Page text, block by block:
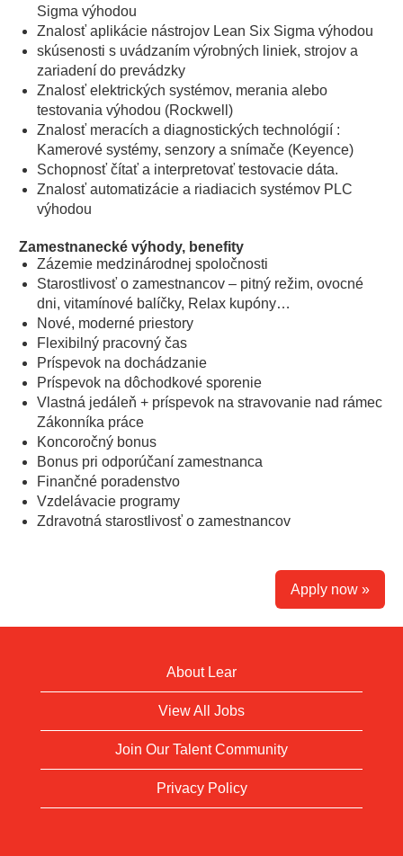
Sigma výhodou
Znalosť aplikácie nástrojov Lean Six Sigma výhodou
skúsenosti s uvádzaním výrobných liniek, strojov a
zariadení do prevádzky
Znalosť elektrických systémov, merania alebo
testovania výhodou (Rockwell)
Znalosť meracích a diagnostických technológií :
Kamerové systémy, senzory a snímače (Keyence)
Schopnosť čítať a interpretovať testovacie dáta.
Znalosť automatizácie a riadiacich systémov PLC
výhodou
Zamestnanecké výhody, benefity
Zázemie medzinárodnej spoločnosti
Starostlivosť o zamestnancov – pitný režim, ovocné
dni, vitamínové balíčky, Relax kupóny…
Nové, moderné priestory
Flexibilný pracovný čas
Príspevok na dochádzanie
Príspevok na dôchodkové sporenie
Vlastná jedáleň + príspevok na stravovanie nad rámec
Zákonníka práce
Koncoročný bonus
Bonus pri odporúčaní zamestnanca
Finančné poradenstvo
Vzdelávacie programy
Zdravotná starostlivosť o zamestnancov
Apply now »
About Lear
View All Jobs
Join Our Talent Community
Privacy Policy